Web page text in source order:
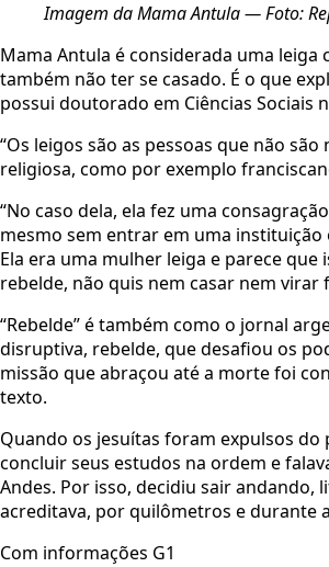
Imagem da Mama Antula — Foto:
Mama Antula é considerada uma
também não ter se casado. É o que
possui doutorado em Ciências Sociais
“Os leigos são as pessoas que não
religiosa, como por exemplo
“No caso dela, ela fez uma
mesmo sem entrar em uma
Ela era uma mulher leiga e parece
rebelde, não quis nem casar nem virar
“Rebelde” é também como o jornal
disruptiva, rebelde, que desafiou os
missão que abraçou até a morte foi
texto.
Quando os jesuítas foram expulsos do
concluir seus estudos na ordem e
Andes. Por isso, decidiu sair
acreditava, por quilômetros e durante
Com informações G1